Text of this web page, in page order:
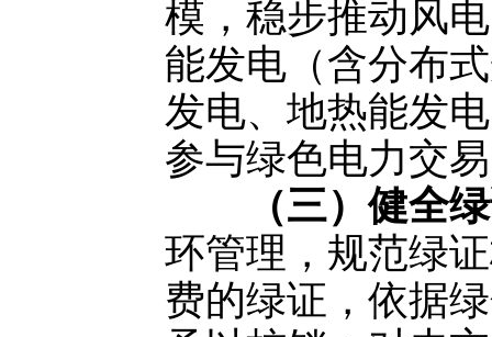
模，稳步推动风
能发电（含分布
发电、地热能发
参与绿色电力交
（三）健全
环管理，规范绿
费的绿证，依据